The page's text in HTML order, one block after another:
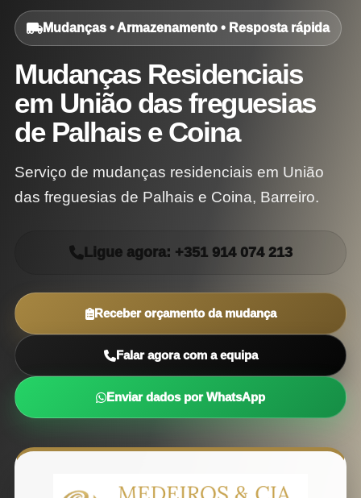
Mudanças • Armazenamento • Resposta rápida
Mudanças Residenciais
em União das freguesias
de Palhais e Coina
Serviço de mudanças residenciais em União
das freguesias de Palhais e Coina, Barreiro.
Ligue agora: +351 914 074 213
Receber orçamento da mudança
Falar agora com a equipa
Enviar dados por WhatsApp